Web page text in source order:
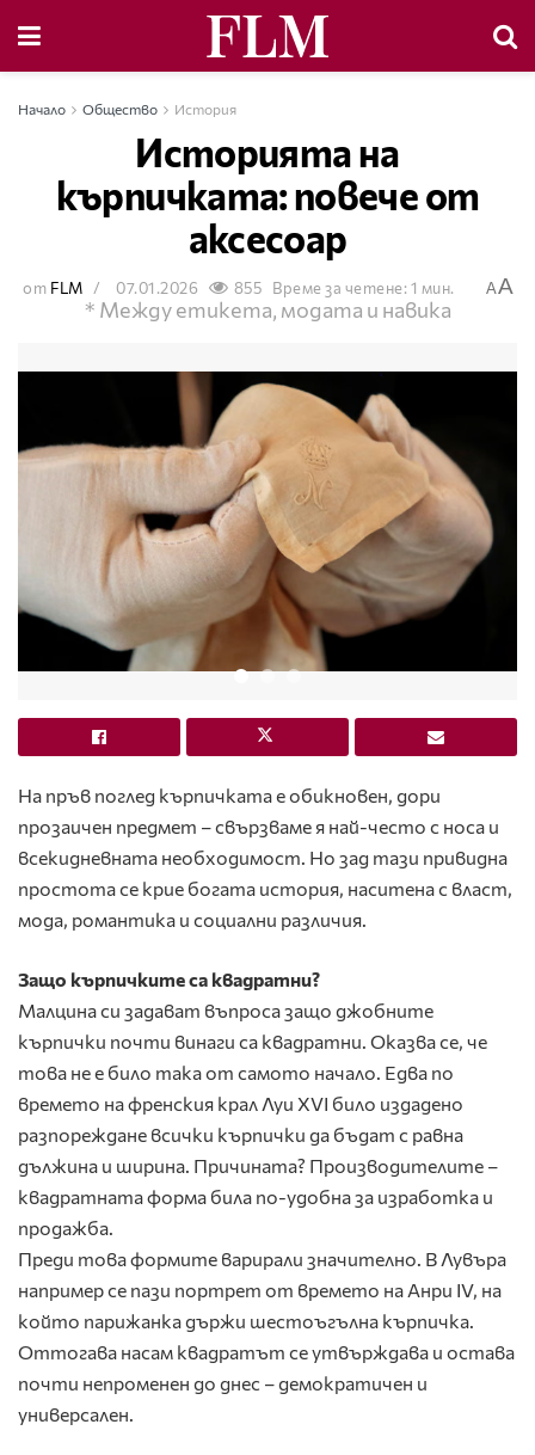
Начало Общество История
Историята на
кърпичката: повече от
аксесоар
от FLM 07.01.2026 855 Време за четене: 1 мин. AA
* Между етикета, модата и навика
На пръв поглед кърпичката е обикновен, дори
прозаичен предмет – свързваме я най-често с носа и
всекидневната необходимост. Но зад тази привидна
простота се крие богата история, наситена с власт,
мода, романтика и социални различия.
Защо кърпичките са квадратни?
Малцина си задават въпроса защо джобните
кърпички почти винаги са квадратни. Оказва се, че
това не е било така от самото начало. Едва по
времето на френския крал Луи XVI било издадено
разпореждане всички кърпички да бъдат с равна
дължина и ширина. Причината? Производителите –
квадратната форма била по-удобна за изработка и
продажба.
Преди това формите варирали значително. В Лувъра
например се пази портрет от времето на Анри IV, на
който парижанка държи шестоъгълна кърпичка.
Оттогава насам квадратът се утвърждава и остава
почти непроменен до днес – демократичен и
универсален.